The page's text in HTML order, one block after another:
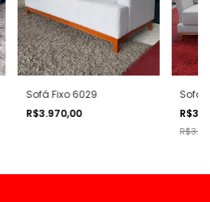
Sofá Fixo 6029
R$3.970,00
Sofá